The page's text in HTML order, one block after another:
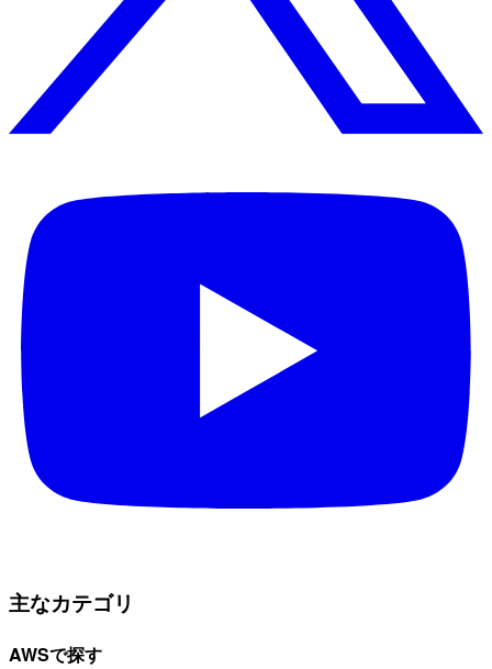
主なカテゴリ
AWSで探す